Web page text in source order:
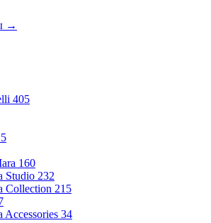
→
405
160
Studio 232
Collection 215
Accessories 34